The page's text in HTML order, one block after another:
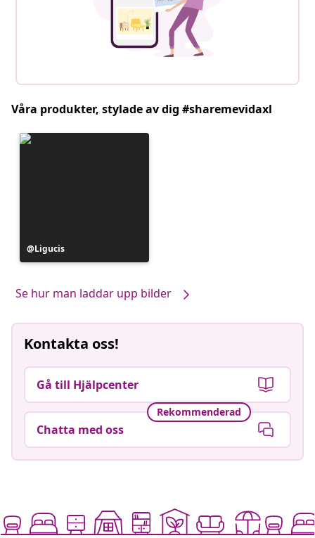
Våra produkter, stylade av dig #sharemevidaxl
Inlägg
publicerat
Ligucis
Se hur man laddar upp bilder
Kontakta oss!
Gå till Hjälpcenter
Rekommenderad
Chatta med oss